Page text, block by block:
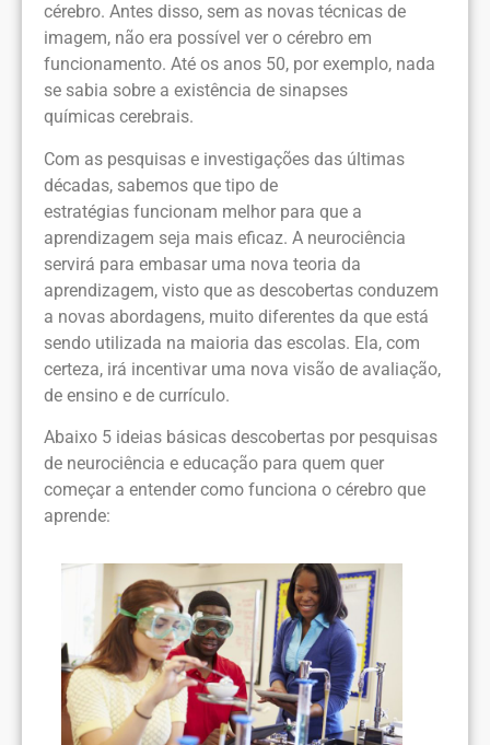
cérebro. Antes disso, sem as novas técnicas de
imagem, não era possível ver o cérebro em
funcionamento. Até os anos 50, por exemplo, nada
se sabia sobre a existência de sinapses
químicas cerebrais.
Com as pesquisas e investigações das últimas
décadas, sabemos que tipo de
estratégias funcionam melhor para que a
aprendizagem seja mais eficaz. A neurociência
servirá para embasar uma nova teoria da
aprendizagem, visto que as descobertas conduzem
a novas abordagens, muito diferentes da que está
sendo utilizada na maioria das escolas. Ela, com
certeza, irá incentivar uma nova visão de avaliação,
de ensino e de currículo.
Abaixo 5 ideias básicas descobertas por pesquisas
de neurociência e educação para quem quer
começar a entender como funciona o cérebro que
aprende: